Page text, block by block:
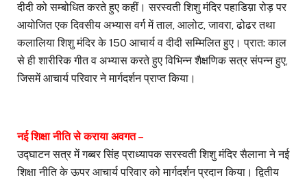
दीदी को सम्बोधित करते हुए कहीं। सरस्वती शिशु मंदिर पहाडिय़ा रोड़ पर
आयोजित एक दिवसीय अभ्यास वर्ग में ताल, आलोट, जावरा, ढोढर तथा
कलालिया शिशु मंदिर के 150 आचार्य व दीदी सम्मिलित हुए। प्रात: काल
से ही शारीरिक गीत व अभ्यास करते हुए विभिन्न शैक्षणिक सत्र संपन्न हुए,
जिसमें आचार्य परिवार ने मार्गदर्शन प्राप्त किया।
नई शिक्षा नीति से कराया अवगत –
उद्घाटन सत्र में गब्बर सिंह प्राध्यापक सरस्वती शिशु मंदिर सैलाना ने नई
शिक्षा नीति के ऊपर आचार्य परिवार को मार्गदर्शन प्रदान किया। द्वितीय